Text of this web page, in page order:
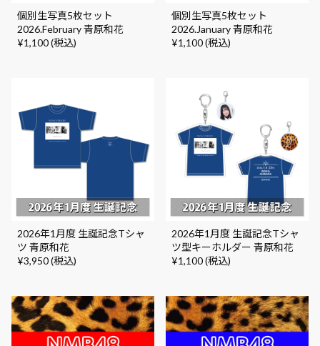
個別生写真5枚セット
2026.February 青原和花
¥1,100 (税込)
個別生写真5枚セット
2026.January 青原和花
¥1,100 (税込)
2026年1月度 生誕記念Tシャ
ツ 青原和花
¥3,950 (税込)
2026年1月度 生誕記念Tシャ
ツ型キーホルダー 青原和花
¥1,100 (税込)